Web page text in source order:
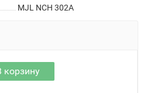
MJL NCH 302A
корзину